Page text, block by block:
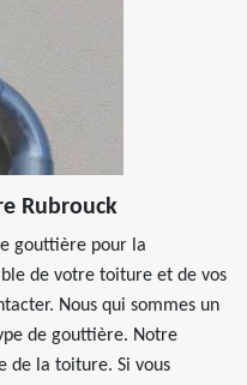
Rubrouck
gouttière pour la
de votre toiture et de vos
Nous qui sommes un
de gouttière. Notre
de la toiture. Si vous